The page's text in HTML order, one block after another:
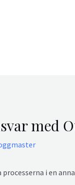
med
i en